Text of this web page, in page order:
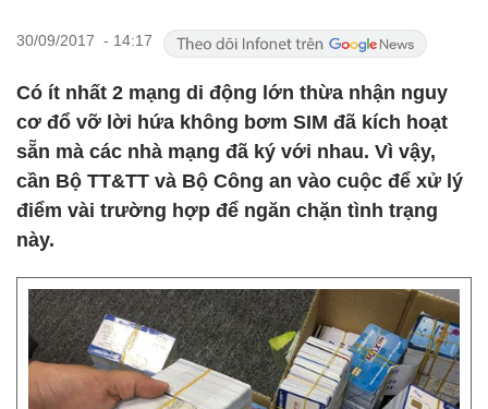
30/09/2017 - 14:17
Có ít nhất 2 mạng di động lớn thừa nhận nguy
cơ đổ vỡ lời hứa không bơm SIM đã kích hoạt
sẵn mà các nhà mạng đã ký với nhau. Vì vậy,
cần Bộ TT&TT và Bộ Công an vào cuộc để xử lý
điểm vài trường hợp để ngăn chặn tình trạng
này.